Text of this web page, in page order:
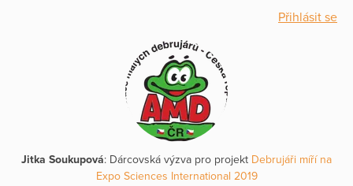
Přihlásit se
Jitka Soukupová: Dárcovská výzva pro projekt Debrujáři míří na
Expo Sciences International 2019